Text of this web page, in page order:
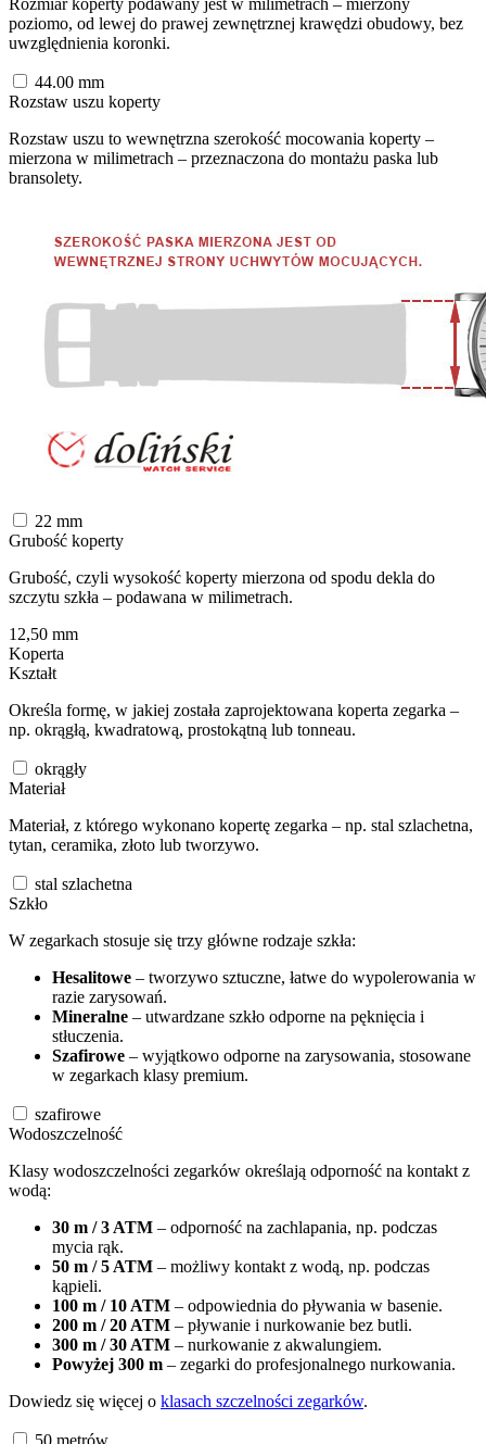
poziomo, od lewej do prawej zewnętrznej krawędzi obudowy, bez
uwzględnienia koronki.
44.00 mm
Rozstaw uszu koperty
Rozstaw uszu to wewnętrzna szerokość mocowania koperty –
mierzona w milimetrach – przeznaczona do montażu paska lub
bransolety.
22 mm
Grubość koperty
Grubość, czyli wysokość koperty mierzona od spodu dekla do
szczytu szkła – podawana w milimetrach.
12,50 mm
Koperta
Kształt
Określa formę, w jakiej została zaprojektowana koperta zegarka –
np. okrągłą, kwadratową, prostokątną lub tonneau.
okrągły
Materiał
Materiał, z którego wykonano kopertę zegarka – np. stal szlachetna,
tytan, ceramika, złoto lub tworzywo.
stal szlachetna
Szkło
W zegarkach stosuje się trzy główne rodzaje szkła:
Hesalitowe – tworzywo sztuczne, łatwe do wypolerowania w
razie zarysowań.
Mineralne – utwardzane szkło odporne na pęknięcia i
stłuczenia.
Szafirowe – wyjątkowo odporne na zarysowania, stosowane
w zegarkach klasy premium.
szafirowe
Wodoszczelność
Klasy wodoszczelności zegarków określają odporność na kontakt z
wodą:
30 m / 3 ATM – odporność na zachlapania, np. podczas
mycia rąk.
50 m / 5 ATM – możliwy kontakt z wodą, np. podczas
kąpieli.
100 m / 10 ATM – odpowiednia do pływania w basenie.
200 m / 20 ATM – pływanie i nurkowanie bez butli.
300 m / 30 ATM – nurkowanie z akwalungiem.
Powyżej 300 m – zegarki do profesjonalnego nurkowania.
Dowiedz się więcej o klasach szczelności zegarków.
50 metrów